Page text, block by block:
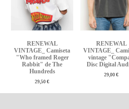
RENEWAL
VINTAGE_ Camiseta
"Who framed Roger
Rabbit" de The
Hundreds
29,50 €
RENEWAL
VINTAGE_
vintage
Disc Digital
29,00 €